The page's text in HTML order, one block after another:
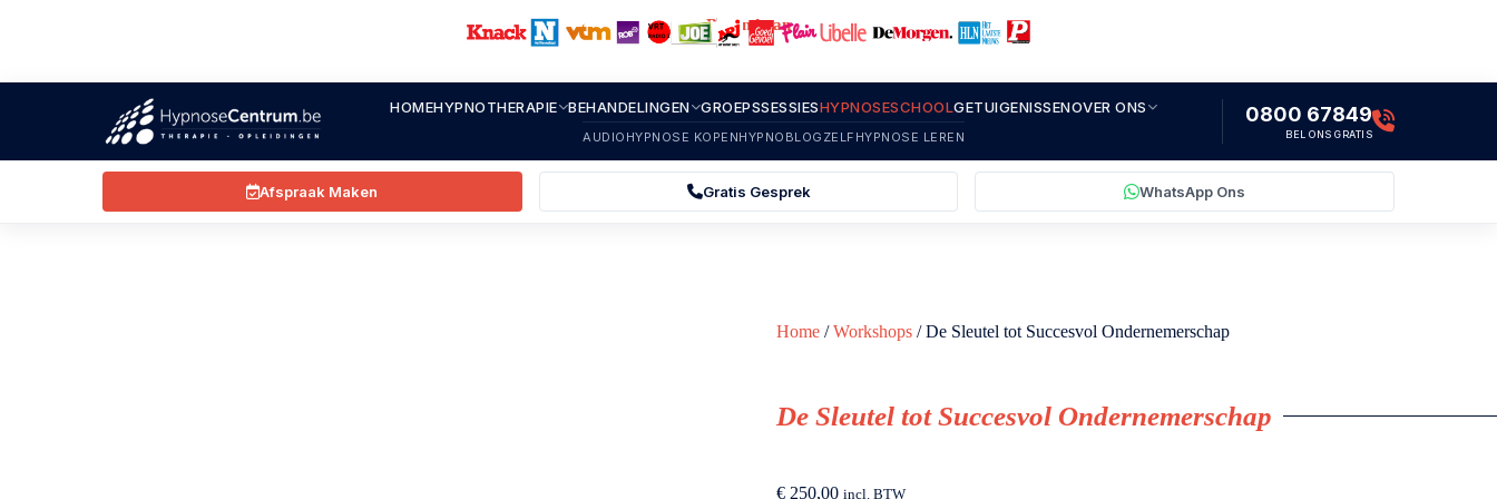
Bekend van
HOMEHYPNOTHERAPIE BEHANDELINGEN GROEPSSESSIESHYPNOSESCHOOLGETUIGENISSENOVER ONS
AUDIOHYPNOSE KOPENHYPNOBLOG ZELFHYPNOSE LEREN
0800 67849
BEL ONS GRATIS
Afspraak Maken Gratis Gesprek WhatsApp Ons
Home /Workshops / De Sleutel tot Succesvol Ondernemerschap
De Sleutel tot Succesvol Ondernemerschap
€ 250,00 incl. BTW